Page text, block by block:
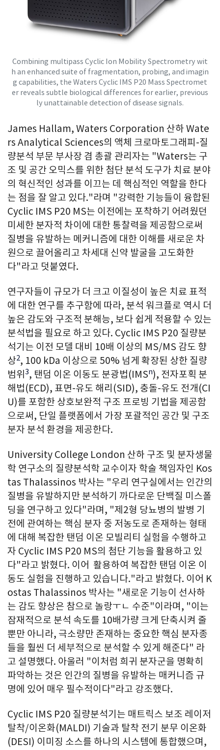
Combining multipass Cyclic Ion Mobility Spectrometry wit
h an enhanced suite of fragmentation, probing, and imagin
g capabilities, the Waters Cyclic IMS P20 Mass Spectromet
er reveals subtle biological differences for earlier, previous
ly unattainable detection of disease signals.
James Hallam, Waters Corporation 산하 Wate
rs Analytical Sciences의 액체 크로마토그래피-질
량분석 부문 부사장 겸 총괄 관리자는 "Waters는 구
조 및 공간 오믹스를 위한 첨단 분석 도구가 치료 분야
의 혁신적인 성과를 이끄는 데 핵심적인 역할을 한다
는 점을 잘 알고 있다."라며 "강력한 기능들이 융합된
Cyclic IMS P20 MS는 이전에는 포착하기 어려웠던
미세한 분자적 차이에 대한 통찰력을 제공함으로써
질병을 유발하는 메커니즘에 대한 이해를 새로운 차
원으로 끌어올리고 차세대 신약 발굴을 고도화한
다"라고 덧붙였다.
연구자들이 규모가 더 크고 이질성이 높은 치료 표적
에 대한 연구를 추구함에 따라, 분석 워크플로 역시 더
높은 감도와 구조적 분해능, 보다 쉽게 적용할 수 있는
분석법을 필요로 하고 있다. Cyclic IMS P20 질량분
석기는 이전 모델 대비 10배 이상의 MS/MS 감도 향
상2, 100 kDa 이상으로 50% 넘게 확장된 상한 질량
범위 3, 탠덤 이온 이동도 분광법(IMSn), 전자포획 분
해법(ECD), 표면-유도 해리(SID), 충돌-유도 전개(CI
U)를 포함한 상호보완적 구조 프로빙 기법을 제공함
으로써, 단일 플랫폼에서 가장 포괄적인 공간 및 구조
분자 분석 환경을 제공한다.
University College London 산하 구조 및 분자생물
학 연구소의 질량분석학 교수이자 학술 책임자인 Kos
tas Thalassinos 박사는 "우리 연구실에서는 인간의
질병을 유발하지만 분석하기 까다로운 단백질 미스폴
딩을 연구하고 있다"라며, "제2형 당뇨병의 발병 기
전에 관여하는 핵심 분자 중 저농도로 존재하는 형태
에 대해 복잡한 탠덤 이온 모빌리티 실험을 수행하고
자 Cyclic IMS P20 MS의 첨단 기능을 활용하고 있
다"라고 밝혔다. 이어 활용하여 복잡한 탠덤 이온 이
동도 실험을 진행하고 있습니다."라고 밝혔다. 이어 K
ostas Thalassinos 박사는 "새로운 기능이 선사하
는 감도 향상은 참으로 놀랑ㅜㄴ 수준"이라며, "이는
잠재적으로 분석 속도를 10배가량 크게 단축시켜 줄
뿐만 아니라, 극소량만 존재하는 중요한 핵심 분자종
들을 훨씬 더 세부적으로 분석할 수 있게 해준다" 라
고 설명했다. 아울러 "이처럼 희귀 분자군을 명확히
파악하는 것은 인간의 질병을 유발하는 매커니즘 규
명에 있어 매우 필수적이다"라고 강조했다.
Cyclic IMS P20 질량분석기는 매트릭스 보조 레이저
탈착/이온화(MALDI) 기술과 탈착 전기 분무 이온화
(DESI) 이미징 소스를 하나의 시스템에 통합했으며,